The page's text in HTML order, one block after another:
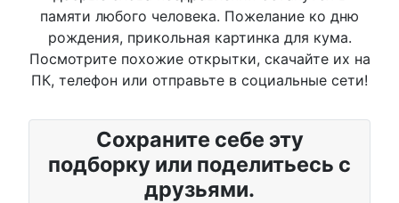
памяти любого человека. Пожелание ко дню
рождения, прикольная картинка для кума.
Посмотрите похожие открытки, скачайте их на
ПК, телефон или отправьте в социальные сети!
Сохраните себе эту
подборку или поделитьесь с
друзьями.